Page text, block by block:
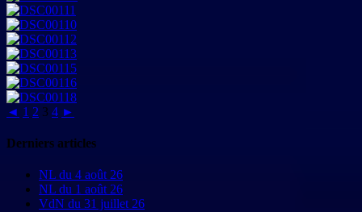
◄ 1 2 3 4 ►
Derniers articles
NL du 4 août 26
NL du 1 août 26
VdN du 31 juillet 26